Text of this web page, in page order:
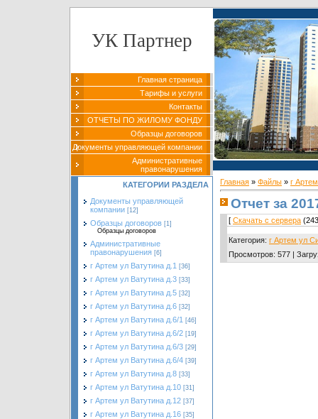
УК Партнер
Главная страница
Тарифы и услуги
Контакты
ОТЧЕТЫ ПО ЖИЛОМУ ФОНДУ
Образцы договоров
Документы управляющей компании
Административные
правонарушения
КАТЕГОРИИ РАЗДЕЛА
Документы управляющей
компании [12]
Образцы договоров [1]
Образцы договоров
Административные
правонарушения [6]
г Артем ул Ватутина д.1 [36]
г Артем ул Ватутина д.3 [33]
г Артем ул Ватутина д.5 [32]
г Артем ул Ватутина д.6 [32]
г Артем ул Ватутина д.6/1 [46]
г Артем ул Ватутина д.6/2 [19]
г Артем ул Ватутина д.6/3 [29]
г Артем ул Ватутина д.6/4 [39]
г Артем ул Ватутина д.8 [33]
г Артем ул Ватутина д.10 [31]
г Артем ул Ватутина д.12 [37]
г Артем ул Ватутина д.16 [35]
Главная » Файлы » г
Отчет за
[ Скачать с сервера
Категория: г Артем ул
Просмотров: 577 |